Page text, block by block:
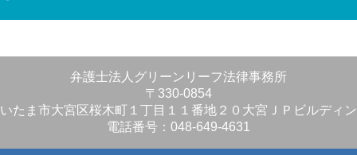
弁護士法人グリーンリーフ法律事務所
〒330-0854
たま市大宮区桜木町１丁目１１番地２０大宮ＪＰビルディ
電話番号：048-649-4631